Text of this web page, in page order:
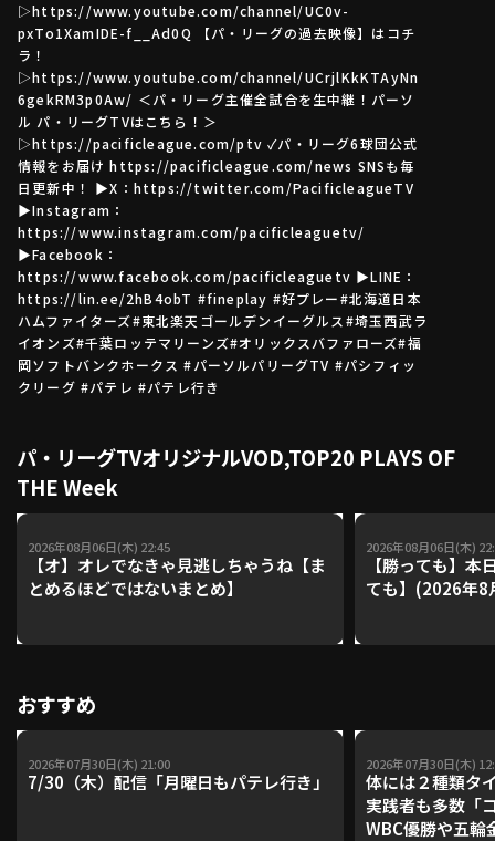
利用規約 プライバシーポリシー
運営会社 （別ウィンドウで開く） よくある質問
動画を検索（選手・チーム・プレー内容…）
▷https://www.youtube.com/channel/UC0v-
pxTo1XamIDE-f__Ad0Q 【パ・リーグの過去映像】はコチ
ラ！
▷https://www.youtube.com/channel/UCrjlKkKTAyNn
6gekRM3p0Aw/ ＜パ・リーグ主催全試合を生中継！パーソ
ル パ・リーグTVはこちら！＞
▷https://pacificleague.com/ptv ✓パ・リーグ6球団公式
情報をお届け https://pacificleague.com/news SNSも毎
日更新中！ ▶X：https://twitter.com/PacificleagueTV
▶Instagram：
https://www.instagram.com/pacificleaguetv/
▶Facebook：
https://www.facebook.com/pacificleaguetv ▶LINE：
https://lin.ee/2hB4obT #fineplay​ #好プレー​ #北海道日本
ハムファイターズ​ #東北楽天ゴールデンイーグルス​ #埼玉西武ラ
イオンズ​ #千葉ロッテマリーンズ​ #オリックスバファローズ​ #福
岡ソフトバンクホークス #パーソルパリーグTV #パシフィッ
クリーグ #パテレ #パテレ行き
パ・リーグTVオリジナルVOD,TOP20 PLAYS OF
THE Week
2026年08月06日(木) 22:45
【オ】オレでなきゃ見逃しちゃうね【ま
とめるほどではないまとめ】
2026年08月06日(木)
【勝っても】本
ても】(2026年8
おすすめ
2026年07月30日(木) 21:00
7/30（木）配信「月曜日もパテレ行き」
2026年07月30日(木)
体には２種類タ
実践者も多数「
WBC優勝や五輪